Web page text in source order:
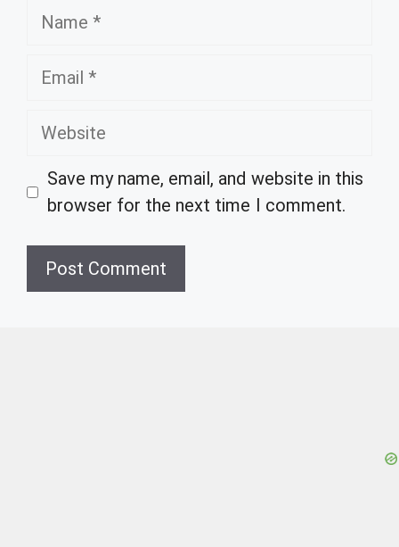
Name
Email
Website
Save my name, email, and website in this
browser for the next time I comment.